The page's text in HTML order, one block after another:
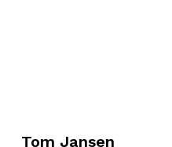
Tom Jansen